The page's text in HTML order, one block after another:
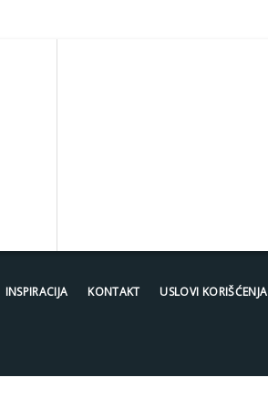
INSPIRACIJA KONTAKT USLOVI KORIŠĆENJA